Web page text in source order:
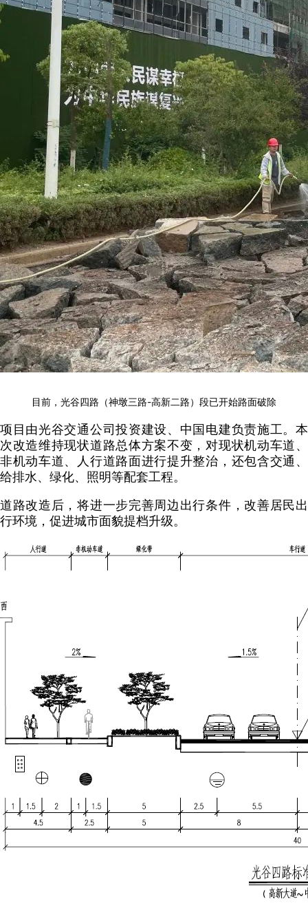
目前，光谷四路（神墩三路-高新二路）段已开始路面破除
项目由光谷交通公司投资建设、中国电建负责施工。本
次改造维持现状道路总体方案不变，对现状机动车道、
非机动车道、人行道路面进行提升整治，还包含交通、
给排水、绿化、照明等配套工程。
道路改造后，将进一步完善周边出行条件，改善居民出
行环境，促进城市面貌提档升级。